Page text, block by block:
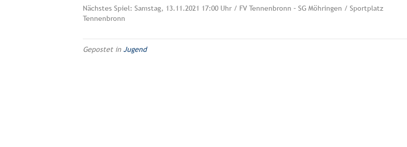
Nächstes Spiel: Samstag, 13.11.2021 17:00 Uhr / FV Tennenbronn – SG Möhringen / Sportplatz
Tennenbronn
Gepostet in Jugend